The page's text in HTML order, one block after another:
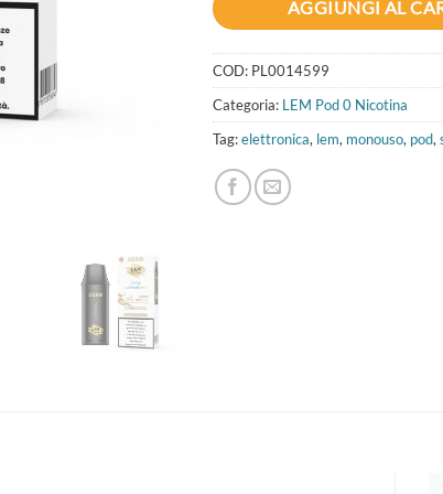
AGGIUNGI AL
COD: PL0014599
Categoria: LEM Pod 0 Nicotina
Tag:elettronica, lem, monouso, pod,